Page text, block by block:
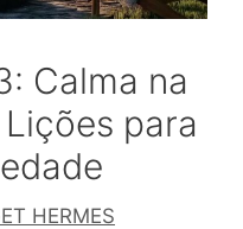
Calma na
para
HERMES